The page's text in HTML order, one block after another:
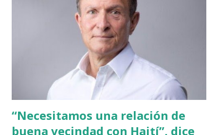
en el plato. Cleveland avanzó a los playoffs por cuarta vez
en cinco años. El puertorriqueño Lindor había acercado a
los Indios a una carrera con un doblete cuando había dos
outs, empujando a su coterráneo Roberto Pérez, quien
comenzó el inning como corredor automático en segunda.
Matt Foster (5-1) regaló un boleto al venezolano
Hernández, Ruiz llegó a la loma y recibió el leñazo que puso
f...
“Necesitamos una relación de
buena vecindad con Haití”, dice